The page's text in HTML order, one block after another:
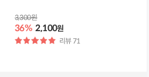
36% 2,100원
3,300원
별
리뷰 71